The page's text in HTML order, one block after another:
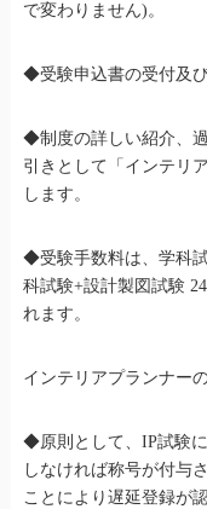
で変わりません)。
◆受験申込書の受付及
◆制度の詳しい紹介、
引きとして「インテリ
します。
◆受験手数料は、学科
科試験+設計製図試験
れます。
インテリアプランナー
◆原則として、IP試験
しなければ称号が付与
ことにより遅延登録が